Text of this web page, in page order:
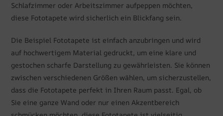
Schlafzimmer oder Arbeitszimmer aufpeppen möchten,
diese Fototapete wird sicherlich ein Blickfang sein.
Die Beispiel Fototapete ist einfach anzubringen und wird
auf hochwertigem Material gedruckt, um eine klare und
gestochen scharfe Darstellung zu gewährleisten. Sie können
zwischen verschiedenen Größen wählen, um sicherzustellen,
dass die Fototapete perfekt in Ihren Raum passt. Egal, ob
Sie eine ganze Wand oder nur einen Akzentbereich